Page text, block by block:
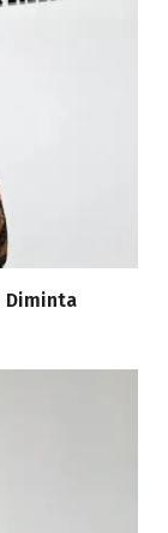
Diminta